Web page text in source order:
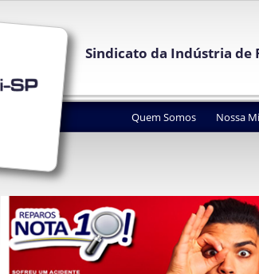
Sindicato da Indústria de
Nossa
Quem Somos